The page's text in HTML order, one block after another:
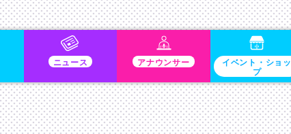
ニュース アナウンサー イベント・ショッ
プ